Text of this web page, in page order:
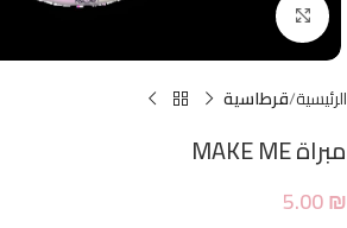
Click to enlarge
الرئيسية قرطاسية
مبراة MAKE ME
5.00₪